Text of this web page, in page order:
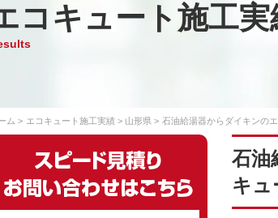
コキュート施工実
ム エコキュート施工実績 山形県 石油給湯器からダイキンの
石油
キュ